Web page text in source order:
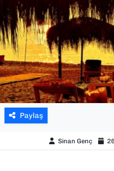
Paylaş
Sinan Genç
SPOR
TEKNOLOJİ
YAŞAM
YEREL YÖNETİMLER